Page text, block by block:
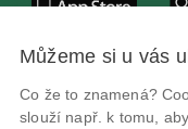
© Státní zemědělská a
ID datové schránky: avraiqg
IČO: 75014149, DIČ:
Můžeme si u vás
Co že to znamená?
slouží např. k tomu,